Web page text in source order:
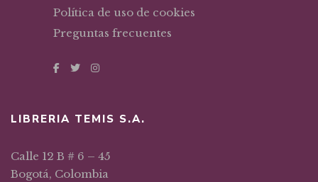
Política de uso de cookies
Preguntas frecuentes
LIBRERIA TEMIS S.A.
Calle 12 B # 6 – 45
Bogotá, Colombia